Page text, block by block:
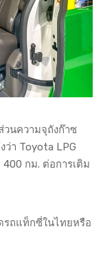
วนความจุถังก๊าซ
า Toyota LPG
400 กม. ต่อการเติม
รถแท็กซี่ในไทยหรือ